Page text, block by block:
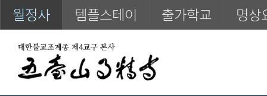
월정사 템플스테이 출가학교 명상